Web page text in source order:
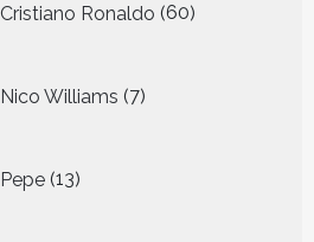
Cristiano Ronaldo 60
producten
Nico Williams 7
producten
Pepe 13
producten